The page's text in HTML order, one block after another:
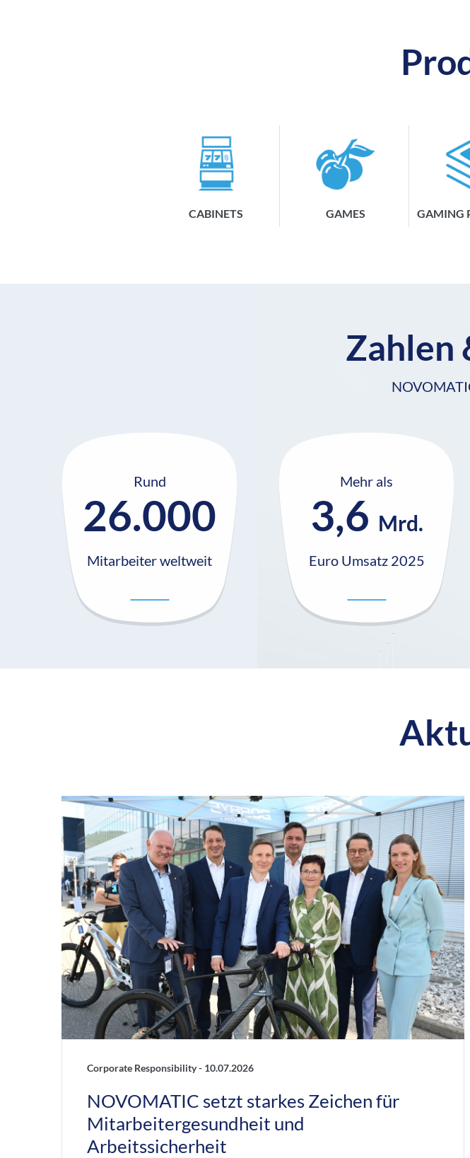
CABINETS GAMES GAMING
Zahlen
Rund
26.000
Mitarbeiter weltweit
Mehr als
3,6 Mrd.
Euro Umsatz 2025
Corporate Responsibility - 10.07.2026
NOVOMATIC setzt starkes Zeichen für
Mitarbeitergesundheit und
Arbeitssicherheit